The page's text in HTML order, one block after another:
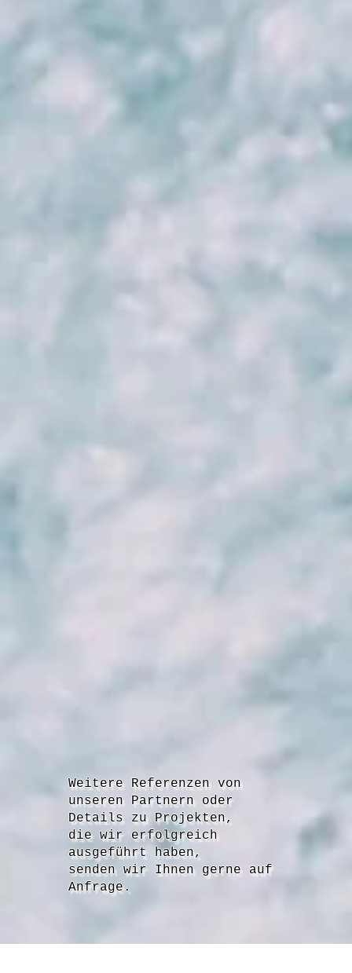
Weitere Referenzen von
unseren Partnern oder
Details zu Projekten,
die wir erfolgreich
ausgeführt haben,
senden wir Ihnen gerne auf
Anfrage.